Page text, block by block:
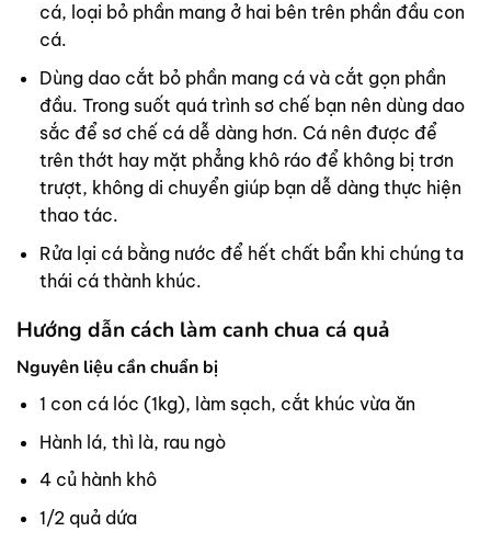
cá, loại bỏ phần mang ở hai bên trên phần đầu con
cá.
Dùng dao cắt bỏ phần mang cá và cắt gọn phần
đầu. Trong suốt quá trình sơ chế bạn nên dùng dao
sắc để sơ chế cá dễ dàng hơn. Cá nên được để
trên thớt hay mặt phẳng khô ráo để không bị trơn
trượt, không di chuyển giúp bạn dễ dàng thực hiện
thao tác.
Rửa lại cá bằng nước để hết chất bẩn khi chúng ta
thái cá thành khúc.
Hướng dẫn cách làm canh chua cá quả
Nguyên liệu cần chuẩn bị
1 con cá lóc (1kg), làm sạch, cắt khúc vừa ăn
Hành lá, thì là, rau ngò
4 củ hành khô
1/2 quả dứa